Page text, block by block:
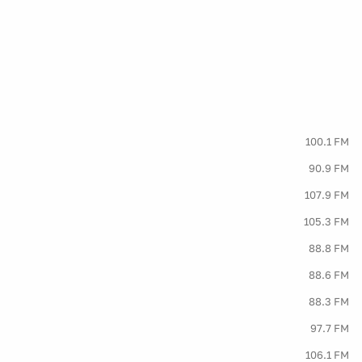
100.1 FM
90.9 FM
107.9 FM
105.3 FM
88.8 FM
88.6 FM
88.3 FM
97.7 FM
106.1 FM